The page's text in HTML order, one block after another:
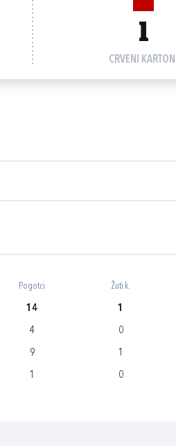
1
CRVENI KARTONI
Pogotci Žuti k.
14 1
4 0
9 1
1 0